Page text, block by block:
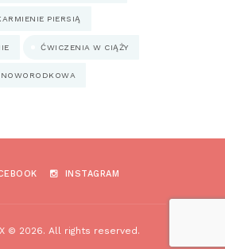
PIERSIĄ
ĆWICZENIA W CIĄŻY
INSTAGRAM
© 2026. All rights reserved.